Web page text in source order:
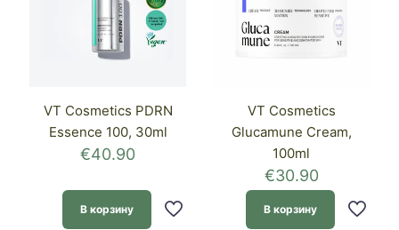
VT Cosmetics PDRN
Essence 100, 30ml
€40.90
В корзину
VT Cosmetics
Glucamune Cream,
100ml
€30.90
В корзину